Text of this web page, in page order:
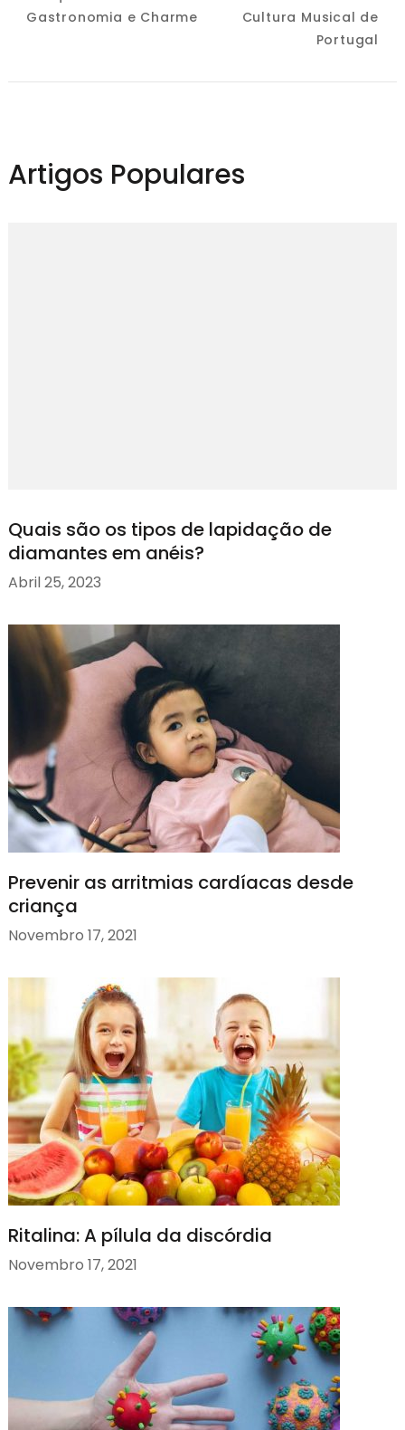
Gastronomia e Charme
Cultura Musical de
Portugal
Artigos Populares
Quais são os tipos de lapidação de
diamantes em anéis?
Abril 25, 2023
Prevenir as arritmias cardíacas desde
criança
Novembro 17, 2021
Ritalina: A pílula da discórdia
Novembro 17, 2021